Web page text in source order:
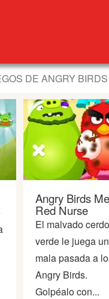
DE ANGRY BIRDS
Angry Birds
Red Nurse
El malvado cerdo
verde le juega
mala pasada a
Angry Birds.
Golpéalo con...